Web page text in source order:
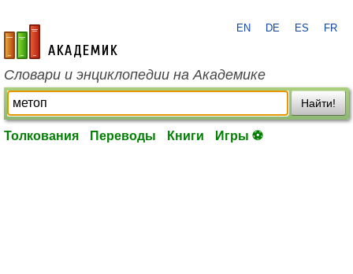
academic.ru
EN DE ES FR
Словари и энциклопедии на Академике
Найти!
Толкования Переводы Книги Игры ⚽